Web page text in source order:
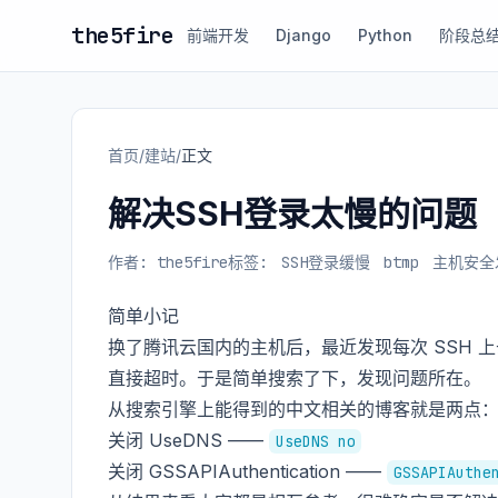
the5fire 前端开发 Django Python 阶段总
首页/建站/正文
解决SSH登录太慢的问题
作者: the5fire标签: SSH登录缓慢 btmp 主机安全
简单小记
换了腾讯云国内的主机后，最近发现每次 SSH
直接超时。于是简单搜索了下，发现问题所在。
从搜索引擎上能得到的中文相关的博客就是两点：
关闭 UseDNS ——
UseDNS no
关闭 GSSAPIAuthentication ——